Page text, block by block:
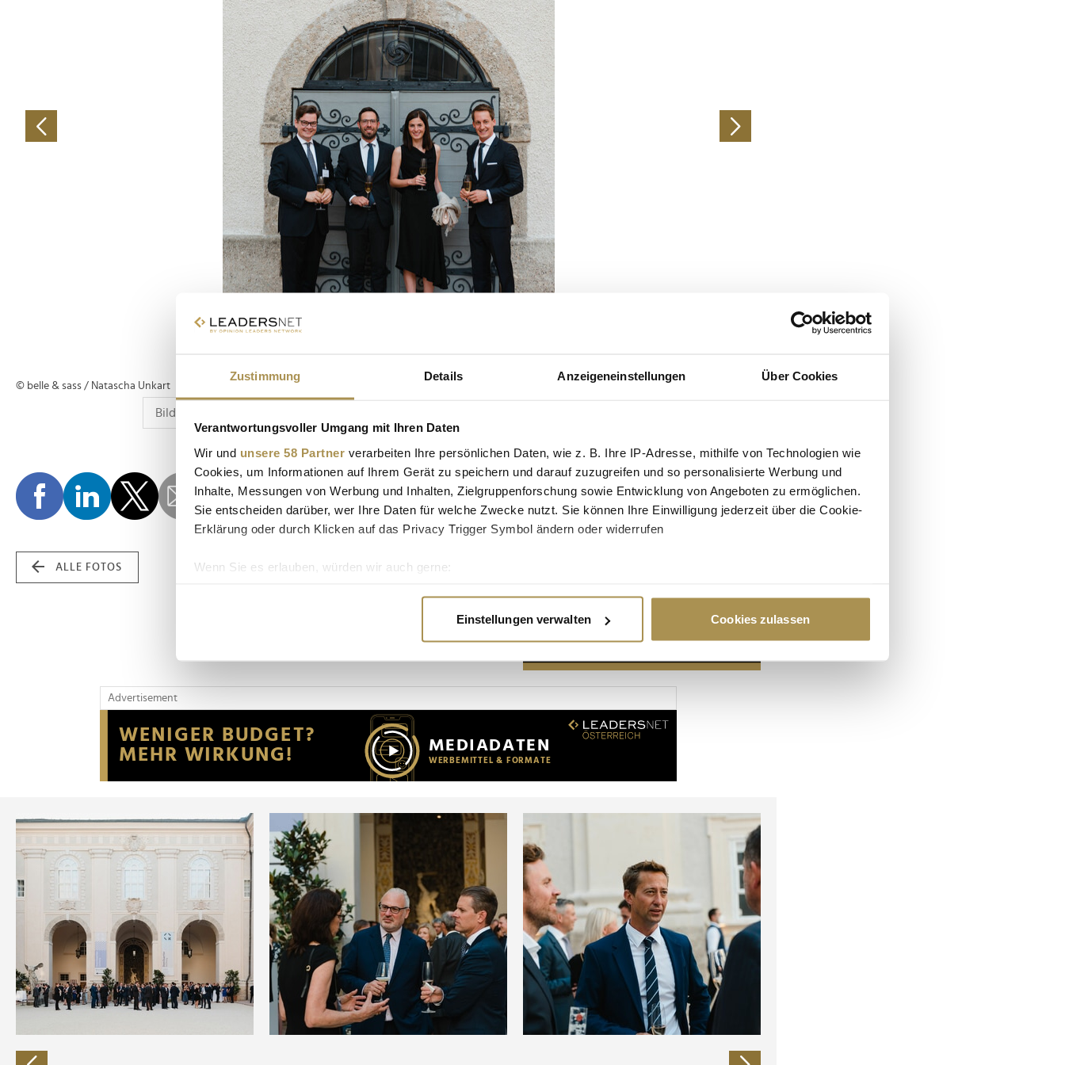
Zustimmung Details Anzeigeneinstellungen Über Cookies
Verantwortungsvoller Umgang mit Ihren Daten
Wir und unsere 58 Partner verarbeiten Ihre persönlichen Daten, wie z. B. Ihre IP-Adresse, mithilfe von Technologien wie
Cookies, um Informationen auf Ihrem Gerät zu speichern und darauf zuzugreifen und so personalisierte Werbung und
Inhalte, Messungen von Werbung und Inhalten, Zielgruppenforschung sowie Entwicklung von Angeboten zu ermöglichen.
Sie entscheiden darüber, wer Ihre Daten für welche Zwecke nutzt. Sie können Ihre Einwilligung jederzeit über die Cookie-
Erklärung oder durch Klicken auf das Privacy Trigger Symbol ändern oder widerrufen
Wenn Sie es erlauben, würden wir auch gerne:
Erfahren Sie mehr darüber, wie Ihre persönlichen Daten verarbeitet werden, und legen Sie Ihre Präferenzen im
Wir verwenden Cookies, um Inhalte und Anzeigen zu personalisieren, Funktionen für soziale Medien anbieten zu können
Website an unsere Partner für soziale Medien, Werbung und Analysen weiter. Unsere Partner führen diese Informationen
möglicherweise mit weiteren Daten zusammen, die Sie ihnen bereitgestellt haben oder die sie im Rahmen Ihrer Nutzung
der Dienste gesammelt haben.
Einstellungen verwalten Cookies zulassen
© belle & sass / Natascha Unkart
ALLE FOTOS
Advertisement
Advertisement